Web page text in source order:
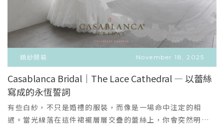
結或可拆式斗篷，兼具戲劇性與多變造型。面料含細緻亮片
但手感柔順，不刺膚；在舞會或夜景中能呈現鏡面般的閃爍
效果。適合場景與攝影建議：豪華酒店晚宴、城市夜景外
拍、燭光晚餐場景；低光下的局部補光能把水晶與亮片的光
線層次表現得像雪夜裡閃爍的星子。造型建議：復古大波浪
或俐落高盤髮，配以細長耳環，妝容偏煙燻或古銅光澤，呈
現明星紅毯般的氣勢。Q：為什麼要在選這三件？A：冬天的
光線帶有透明感與冷冽的對比，是展現「光與紗」質感的最
佳時刻。白色與淺色系在冷色光中反而更加純粹，亮片與水
晶在低光下的反射能創造電影級的高光畫面；而厚重的蓬裙
Casablanca 特有的「霧光感」，不是刺眼的亮，而是像珍
珠殼內側那氣息般的柔亮。動一步就綻開一步，氣場卻安靜
得迷人。這件適合：想在主場婚禮成為全場焦點，但依然高
貴不張揚的新娘。02｜Sculpture Muse 緞面雕刻魚尾 — 光
束沿著身形流動若說上一件是公主，那這件便是女神。細緻
的金線刺繡緊貼上身線條，拉出最漂亮的肩頸比例，宛如把
光與蕾絲一起雕刻在皮膚上。魚尾裙身是 Casablanca 最拿
手的立體剪裁，穿上那刻，妳會真心覺得：「原來我的身形
線條也可以被襯托得這麼漂亮。」這件適合：希望看起來更
修長、更緊緻、更具盛典魅力的新娘。03｜Royal Illume
＋
婚紗開箱 November 18, 2025
Casablanca Bridal｜The Lace Cathedral — 以蕾絲
寫成的永恆誓詞
有些白紗，不只是婚禮的服裝，而像是一場命中注定的相
遇。當光線落在這件裙襬層層交疊的蕾絲上，你會突然明白